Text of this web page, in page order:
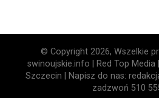
© Copyright 2026, Wszelkie
swinoujskie.info | Red Top Media
Szczecin | Napisz do nas:
zadzwoń 510